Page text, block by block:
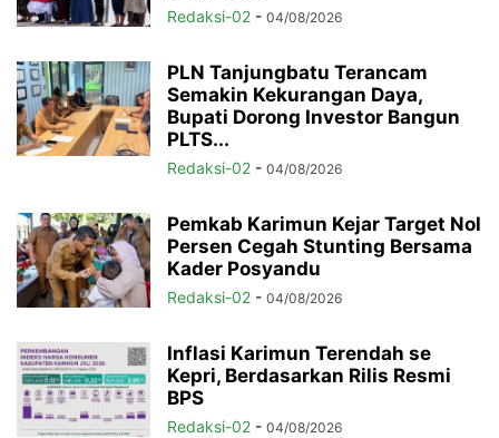
Redaksi-02 - 04/08/2026
PLN Tanjungbatu Terancam
Semakin Kekurangan Daya,
Bupati Dorong Investor Bangun
PLTS...
Redaksi-02 - 04/08/2026
Pemkab Karimun Kejar Target Nol
Persen Cegah Stunting Bersama
Kader Posyandu
Redaksi-02 - 04/08/2026
Inflasi Karimun Terendah se
Kepri, Berdasarkan Rilis Resmi
BPS
Redaksi-02 - 04/08/2026